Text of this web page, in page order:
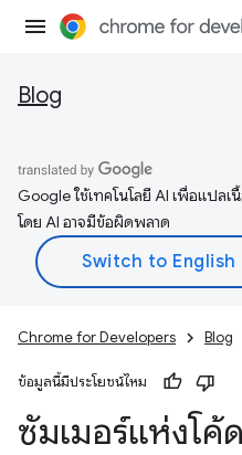
Blog
Google ใช้เทคโนโลยี AI เพื่อแปล
โดย AI อาจมีข้อผิดพลาด
Chrome for Developers Blog
ข้อมูลนี้มีประโยชน์ไหม
ซัมเมอร์แห่งโค้